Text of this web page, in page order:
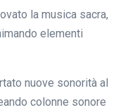
la musica sacra,
elementi
nuove sonorità al
colonne sonore